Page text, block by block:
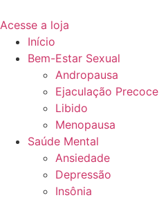
Acesse a loja
Início
Bem-Estar Sexual
Andropausa
Ejaculação Precoce
Libido
Menopausa
Saúde Mental
Ansiedade
Depressão
Insônia